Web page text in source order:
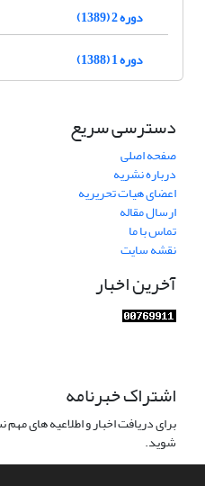
دوره 2 (1389)
دوره 1 (1388)
دسترسی سریع
صفحه اصلی
درباره نشریه
اعضای هیات تحریریه
ارسال مقاله
تماس با ما
نقشه سایت
آخرین اخبار
اشتراک خبرنامه
برای دریافت اخبار و اطلاعیه های
شوید.